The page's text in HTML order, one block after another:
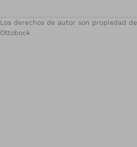
Los derechos de autor son propiedad de
Ottobock